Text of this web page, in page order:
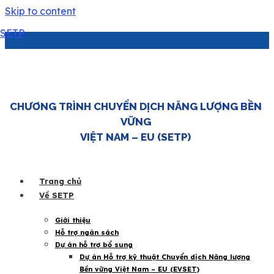
Skip to content
SETP
CHƯƠNG TRÌNH CHUYỂN DỊCH NĂNG LƯỢNG BỀN
VỮNG
VIỆT NAM – EU (SETP)
Trang chủ
Về SETP
Giới thiệu
Hỗ trợ ngân sách
Dự án hỗ trợ bổ sung
Dự án Hỗ trợ kỹ thuật Chuyển dịch Năng lượng
Bền vững Việt Nam – EU (EVSET)
7 Tháng mười một 2025
Năng lượng Việt Nam
Đại sứ EU tại Việt Nam khẳng định: “Kinh tế xanh là